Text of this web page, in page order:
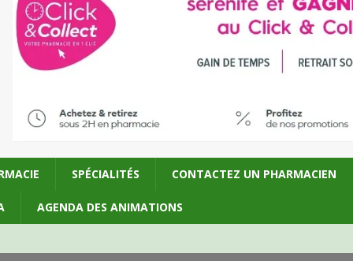
SPÉCIALITÉS CONTACTEZ UN PHARMACIEN
AGENDA DES ANIMATIONS